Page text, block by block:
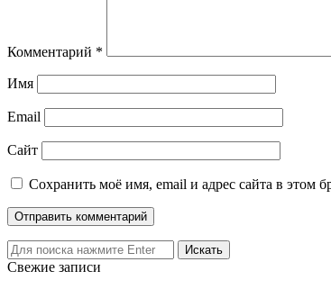
Комментарий *
Имя
Email
Сайт
Сохранить моё имя, email и адрес сайта в этом
Свежие записи